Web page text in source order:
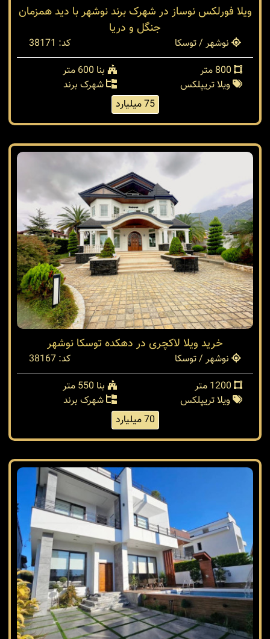
ویلا فورلکس نوساز در شهرک برند نوشهر با دید همزمان
جنگل و دریا
نوشهر / توسکا
کد: 38171
بنا 600 متر
ویلا تریپلکس
شهرک برند
75 میلیارد
خرید ویلا لاکچری در دهکده توسکا نوشهر
نوشهر / توسکا
کد: 38167
بنا 550 متر
ویلا تریپلکس
شهرک برند
70 میلیارد